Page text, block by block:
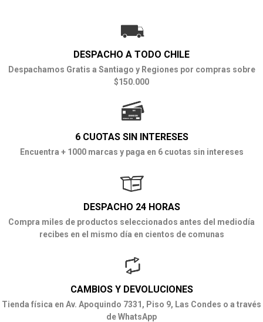
DESPACHO A TODO CHILE
Despachamos Gratis a Santiago y Regiones por compras sobre
$150.000
6 CUOTAS SIN INTERESES
Encuentra + 1000 marcas y paga en 6 cuotas sin intereses
DESPACHO 24 HORAS
Compra miles de productos seleccionados antes del mediodía
recibes en el mismo día en cientos de comunas
CAMBIOS Y DEVOLUCIONES
Tienda física en Av. Apoquindo 7331, Piso 9, Las Condes o a través
de WhatsApp